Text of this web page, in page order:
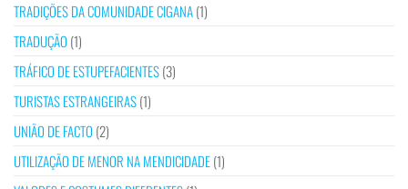
TRADIÇÕES DA COMUNIDADE CIGANA(1)
TRADUÇÃO (1)
TRÁFICO DE ESTUPEFACIENTES(3)
TURISTAS ESTRANGEIRAS(1)
UNIÃO DE FACTO (2)
UTILIZAÇÃO DE MENOR NA MENDICIDADE(1)